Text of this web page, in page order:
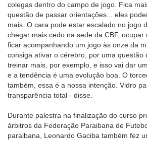
colegas dentro do campo de jogo. Fica
questão de passar orientações... eles
mais. O cara pode estar escalado no jogo
chegar mais cedo na sede da CBF,
ficar acompanhando um jogo às onze da
consiga ativar o cérebro, por uma questão
treinar mais, por exemplo, e isso vai dar
e a tendência é uma evolução boa. O
também, essa é a nossa intenção. Vidro
transparência total - disse.
Durante palestra na finalização do curso
árbitros da Federação Paraibana de
paraibana, Leonardo Gaciba também fez